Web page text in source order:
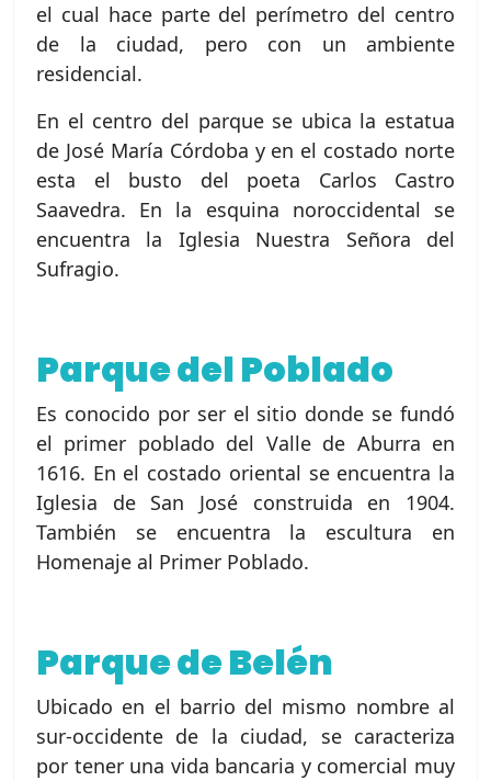
el cual hace parte del perímetro del centro
de la ciudad, pero con un ambiente
residencial.
En el centro del parque se ubica la estatua
de José María Córdoba y en el costado norte
esta el busto del poeta Carlos Castro
Saavedra. En la esquina noroccidental se
encuentra la Iglesia Nuestra Señora del
Sufragio.
Parque del Poblado
Es conocido por ser el sitio donde se fundó
el primer poblado del Valle de Aburra en
1616. En el costado oriental se encuentra la
Iglesia de San José construida en 1904.
También se encuentra la escultura en
Homenaje al Primer Poblado.
Parque de Belén
Ubicado en el barrio del mismo nombre al
sur-occidente de la ciudad, se caracteriza
por tener una vida bancaria y comercial muy